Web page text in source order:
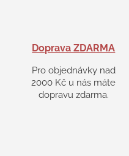
Doprava ZDARMA
Pro objednávky nad
2000 Kč u nás máte
dopravu zdarma.